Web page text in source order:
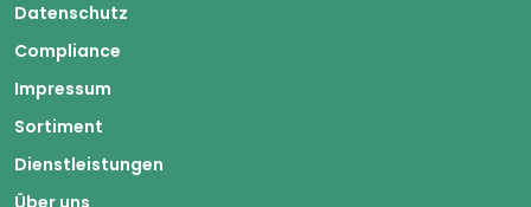
Datenschutz
Compliance
Impressum
Sortiment
Dienstleistungen
Über uns